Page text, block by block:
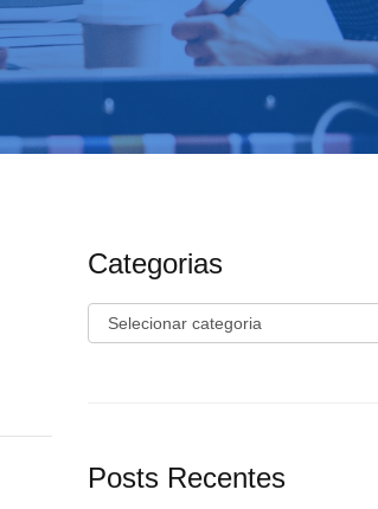
Categorias
Categorias
Posts Recentes